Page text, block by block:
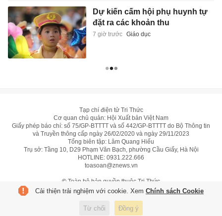
Dự kiến cấm hội phụ huynh tự
đặt ra các khoản thu
7 giờ trước Giáo dục
Tạp chí điện tử Tri Thức
Cơ quan chủ quản: Hội Xuất bản Việt Nam
Giấy phép báo chí: số 75/GP-BTTTT và số 442/GP-BTTTT do Bộ Thông tin
và Truyền thông cấp ngày 26/02/2020 và ngày 29/11/2023
Tổng biên tập: Lâm Quang Hiếu
Trụ sở: Tầng 10, D29 Phạm Văn Bạch, phường Cầu Giấy, Hà Nội
HOTLINE: 0931.222.666
toasoan@znews.vn
© Toàn bộ bản quyền thuộc Tri Thức
Cải thiện trải nghiệm với cookie. Xem Chính sách Cookie
Từ chối Đồng ý